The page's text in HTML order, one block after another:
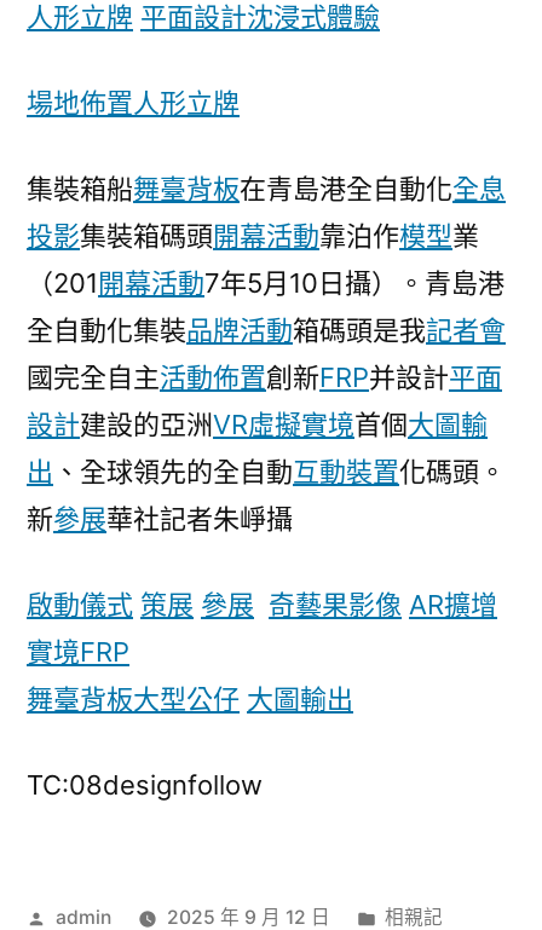
力”
——
薄
發
中
08
包
展
人形立牌 平面設計沈浸式體驗
場地佈置人形立牌
集裝箱船舞臺背板在青島港全自動化全息
投影集裝箱碼頭開幕活動靠泊作模型業
（201開幕活動7年5月10日攝）。青島港
全自動化集裝品牌活動箱碼頭是我記者會
國完全自主活動佈置創新FRP并設計平面
設計建設的亞洲VR虛擬實境首個大圖輸
出 、全球領先的全自動互動裝置化碼頭。
新參展華社記者朱崢攝
啟動儀式 策展 參展 奇藝果影像 AR擴增
實境FRP
舞臺背板大型公仔 大圖輸出
TC:08designfollow
作
admin 2025 年 9 月 12 日
分
相親記